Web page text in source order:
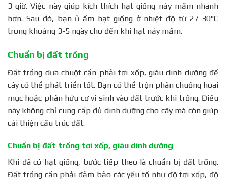
3 giờ. Việc này giúp kích thích hạt giống nảy mầm nhanh
hơn. Sau đó, bạn ủ ẩm hạt giống ở nhiệt độ từ 27-30°C
trong khoảng 3-5 ngày cho đến khi hạt nảy mầm.
Chuẩn bị đất trồng
Đất trồng dưa chuột cần phải tơi xốp, giàu dinh dưỡng để
cây có thể phát triển tốt. Bạn có thể trộn phân chuồng hoai
mục hoặc phân hữu cơ vi sinh vào đất trước khi trồng. Điều
này không chỉ cung cấp đủ dinh dưỡng cho cây mà còn giúp
cải thiện cấu trúc đất.
Chuẩn bị đất trồng tơi xốp, giàu dinh dưỡng
Khi đã có hạt giống, bước tiếp theo là chuẩn bị đất trồng.
Đất trồng cần phải đảm bảo các yếu tố như độ tơi xốp, độ